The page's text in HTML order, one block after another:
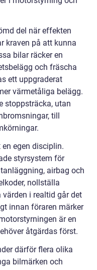
del när effekten
kraven på att kunna
bilar räcker en
och fräscha
ett uppgraderat
värmetåliga belägg.
stoppsträcka, utan
till
egen disciplin.
styrsystem för
airbag och
nollställa
i realtid går det
innan föraren märker
är en
åtgärdas först.
därför flera olika
bilmärken och